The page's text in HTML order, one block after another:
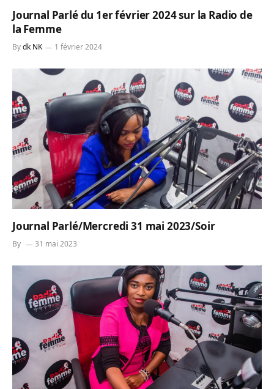
Journal Parlé du 1er février 2024 sur la Radio de
la Femme
Bydk NK 1 février 2024
Journal Parlé/Mercredi 31 mai 2023/Soir
By 31 mai 2023